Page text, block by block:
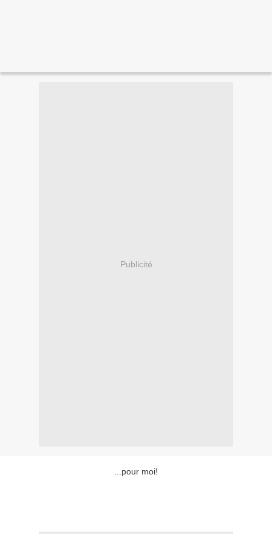
Publicité
...pour moi!